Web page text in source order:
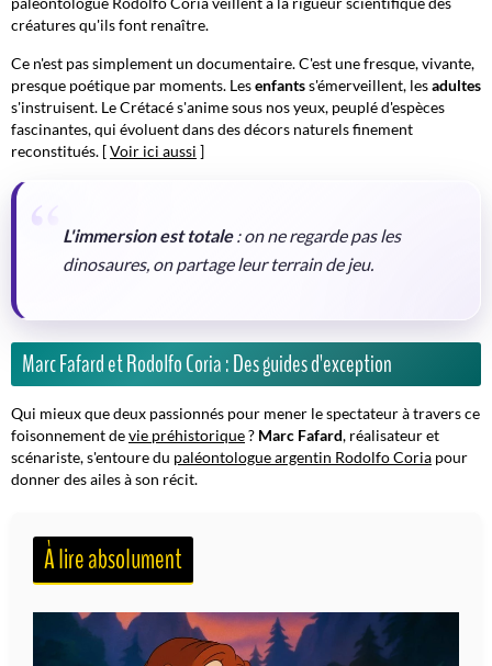
créatures qu'ils font renaître.
Ce n'est pas simplement un documentaire. C'est une fresque, vivante,
presque poétique par moments. Lesenfantss'émerveillent, lesadultes
s'instruisent. Le Crétacé s'anime sous nos yeux, peuplé d'espèces
fascinantes, qui évoluent dans des décors naturels finement
reconstitués. [Voir ici aussi ]
L'immersion est totale: on ne regarde pas les
dinosaures, on partage leur terrain de jeu.
Marc Fafard et Rodolfo Coria : Des guides d'exception
Qui mieux que deux passionnés pour mener le spectateur à travers ce
foisonnement devie préhistorique? Marc Fafard, réalisateur et
scénariste, s'entoure du paléontologue argentin Rodolfo Coria pour
donner des ailes à son récit.
À lire absolument